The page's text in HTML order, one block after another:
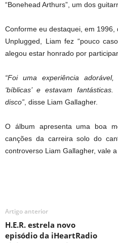
“Bonehead Arthurs”, um dos
Conforme eu destaquei, em
Unplugged, Liam fez “pouco
alegou estar honrado por
“Foi uma experiência
‘bíblicas’ e estavam
disco” , disse Liam Gallagher.
O álbum apresenta uma boa
canções da carreira solo do
controverso Liam Gallagher, vale
Artigo anterior
H.E.R. estrela novo
episódio da iHeartRadio